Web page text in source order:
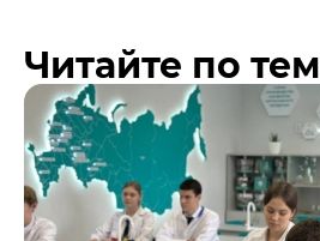
Читайте по